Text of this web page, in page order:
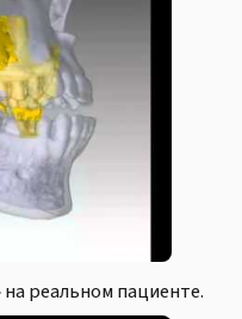
реальном пациенте.